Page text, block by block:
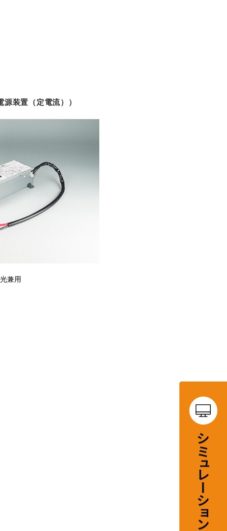
装置（定電流））
兼用